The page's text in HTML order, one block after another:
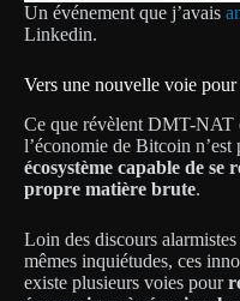
Un événement que j’avais
Linkedin.
Vers une nouvelle voie
Ce que révèlent DMT-NAT
l’économie de Bitcoin
écosystème capable de
propre matière brute.
Loin des discours
mêmes inquiétudes, ces
existe plusieurs voies pour